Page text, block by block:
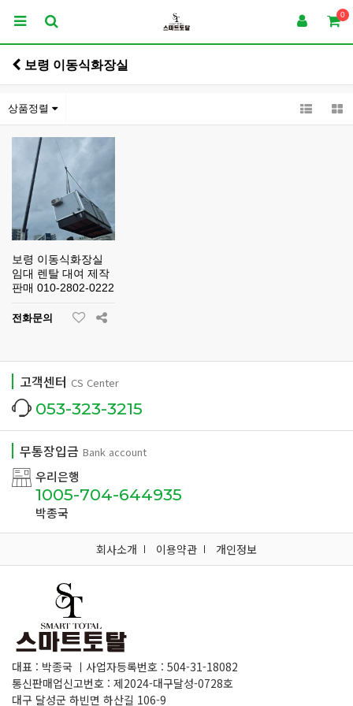
0
보령 이동식화장실
상품정렬
보령 이동식화장실
임대 렌탈 대여 제작
판매 010-2802-0222
전화문의
고객센터 CS Center
053-323-3215
무통장입금 Bank account
우리은행
1005-704-644935
박종국
회사소개 이용약관 개인정보
대표 : 박종국 ㅣ사업자등록번호 : 504-31-18082
통신판매업신고번호 : 제2024-대구달성-0728호
대구 달성군 하빈면 하산길 106-9